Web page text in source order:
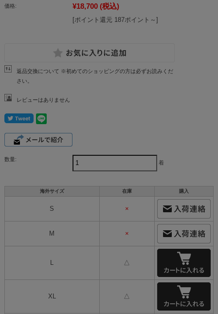
価格: ¥18,700 (税込)
[ポイント還元 187ポイント～]
返品交換について ※初めてのショッピングの方は必ずお読みくだ
さい。
レビューはありません
数量:
着
海外サイズ 在庫 購入
S ×
M ×
△
XL △